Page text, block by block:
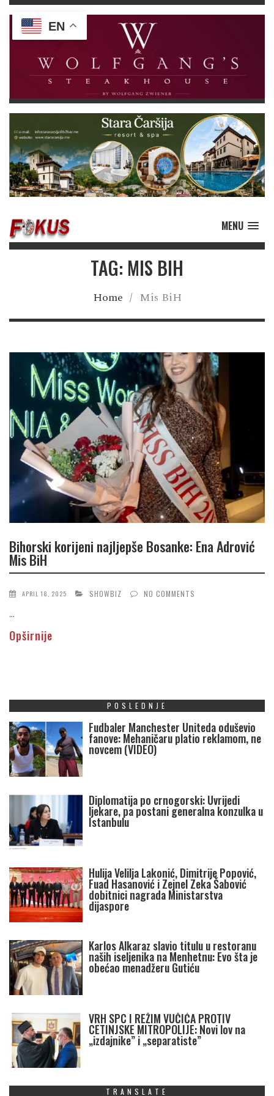
MENU
TAG: MIS BIH
Home / Mis BiH
Bihorski korijeni najljepše Bosanke: Ena Adrović
Mis BiH
APRIL 18, 2025 SHOWBIZ NO COMMENTS
...
Opširnije
POSLEDNJE
Fudbaler Manchester Uniteda oduševio
fanove: Mehaničaru platio reklamom, ne
novcem (VIDEO)
Diplomatija po crnogorski: Uvrijedi
ljekare, pa postani generalna konzulka u
Istanbulu
Hulija Velilja Lakonić, Dimitrije Popović,
Fuad Hasanović i Zejnel Zeka Šabović
dobitnici nagrada Ministarstva
dijaspore
Karlos Alkaraz slavio titulu u restoranu
naših iseljenika na Menhetnu: Evo šta je
obećao menadžeru Gutiću
VRH SPC I REŽIM VUČIĆA PROTIV
CETINJSKE MITROPOLIJE: Novi lov na
„izdajnike” i „separatiste”
TRANSLATE
EN